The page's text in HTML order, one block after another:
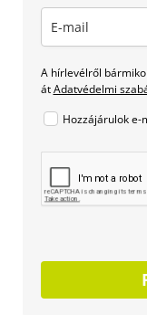
A hírlevélről
átAdatvédelmi
Hozzájárulok e-